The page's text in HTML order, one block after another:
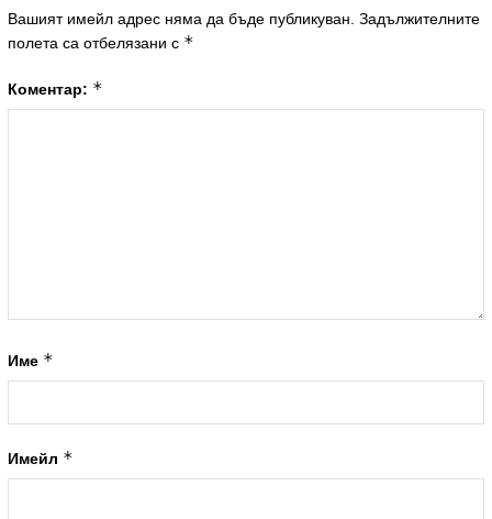
Вашият имейл адрес няма да бъде публикуван. Задължителните
полета са отбелязани с *
Коментар: *
Име *
Имейл *